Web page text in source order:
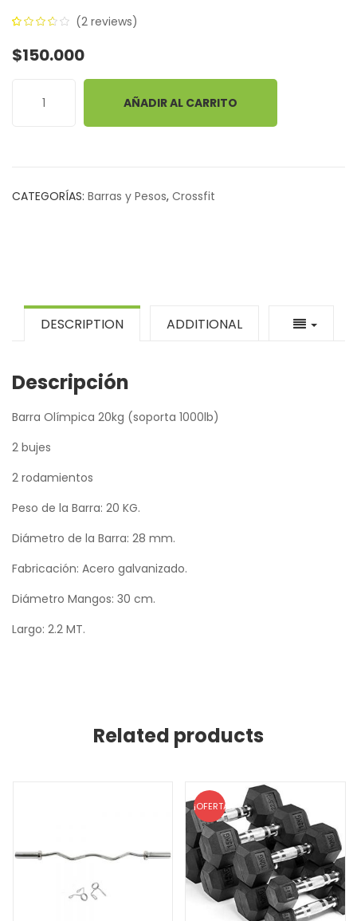
out of
(2 reviews)
$150.000
AÑADIR AL CARRITO
CATEGORÍAS: Barras y Pesos, Crossfit
DESCRIPTION ADDITIONAL
Descripción
Barra Olímpica 20kg (soporta 1000lb)
2 bujes
2 rodamientos
Peso de la Barra: 20 KG.
Diámetro de la Barra: 28 mm.
Fabricación: Acero galvanizado.
Diámetro Mangos: 30 cm.
Largo: 2.2 MT.
Related products
¡OFERTA!